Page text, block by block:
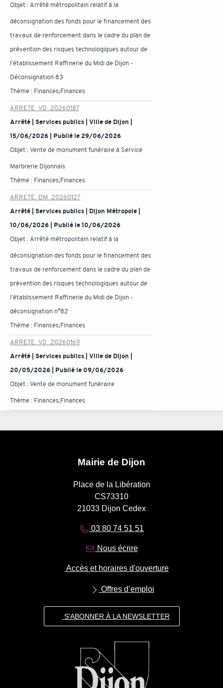
Objet : Arrêté métropolitain relatif à la
déconsignation des fonds pour le financement des
travaux de renforcement dans le cadre du plan de
prévention des risques technologiques autour de
l'établissement Raffinerie du Midi de Dijon -
Déconsignation 83
Thème : Finances;Finances
ARRETE_VD_20260187
Arrêté | Services publics | Ville de Dijon |
15/06/2026 | Publié le 29/06/2026
Objet :Vente de monument funéraire à Service
Marbrerie Dijonnais
Thème : Finances;Finances
ARRETE_DM_20260127
Arrêté | Services publics | Dijon Métropole |
10/06/2026 | Publié le 10/06/2026
Objet : Arrêté métropolitain relatif à la
déconsignation des fonds pour le financement des
travaux de renforcement dans le cadre du plan de
prévention des risques technologiques autour de
l'établissement Raffinerie du Midi de Dijon -
déconsignation n°82
Thème : Finances;Finances
ARRETE_VD_20260169
Arrêté | Services publics | Ville de Dijon |
20/05/2026 | Publié le 09/06/2026
Objet :Vente de monument funéraire
Thème : Finances;Finances
Mairie de Dijon
Place de la Libération
CS73310
21033 Dijon Cedex
03 80 74 51 51
Nous écrire
Accès et horaires d'ouverture
Offres d’emploi
S'ABONNER À LA NEWSLETTER